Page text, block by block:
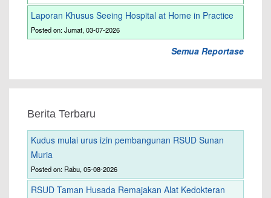
Laporan Khusus Seeing Hospital at Home in Practice
Posted on: Jumat, 03-07-2026
Semua Reportase
Berita Terbaru
Kudus mulai urus izin pembangunan RSUD Sunan
Muria
Posted on: Rabu, 05-08-2026
RSUD Taman Husada Remajakan Alat Kedokteran